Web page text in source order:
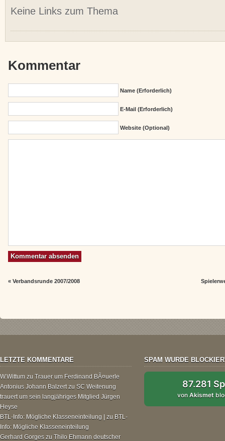
Keine Links zum Thema
Kommentar
Name (erforderlich)
E-Mail (erforderlich)
Website (Optional)
«Verbandsrunde 2007/2008
LETZTE KOMMENTARE
W.Wittum zu Trauer um Ferdinand BÃ¤uerle
Antonius Johann Balzertzu SC Weitenung
trauert um sein langjähriges Mitglied Jürgen
Heyse
BTL-Info: Mögliche Klasseneinteilung | zu BTL-
Info: Mögliche Klasseneinteilung
Gerhard Gorges zu Thilo Ehmann deutscher
SPAM WURDE
87.281
vonAkismet